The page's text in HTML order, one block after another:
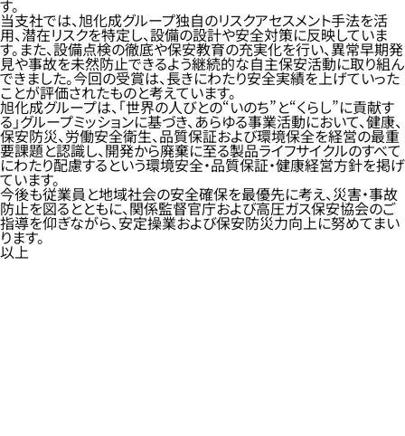
す。
当支社では、旭化成グループ独自のリスクアセスメント手法を活
用、潜在リスクを特定し、設備の設計や安全対策に反映していま
す。また、設備点検の徹底や保安教育の充実化を行い、異常早期発
見や事故を未然防止できるよう継続的な自主保安活動に取り組ん
できました。今回の受賞は、長きにわたり安全実績を上げていった
ことが評価されたものと考えています。
旭化成グループは、「世界の人びとの“いのち”と“くらし”に貢献す
る」グループミッションに基づき、あらゆる事業活動において、健康、
保安防災、労働安全衛生、品質保証および環境保全を経営の最重
要課題と認識し、開発から廃棄に至る製品ライフサイクルのすべて
にわたり配慮するという環境安全・品質保証・健康経営方針を掲げ
ています。
今後も従業員と地域社会の安全確保を最優先に考え、災害・事故
防止を図るとともに、関係監督官庁および高圧ガス保安協会のご
指導を仰ぎながら、安定操業および保安防災力向上に努めてまい
ります。
以上